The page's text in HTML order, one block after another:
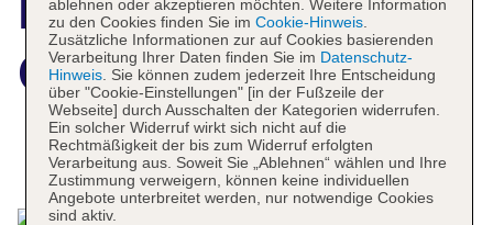
Glasgow
Das bietet Ihre Unterkunft
ablehnen oder akzeptieren möchten. Weitere Information
zu den Cookies finden Sie im Cookie-Hinweis.
Zusätzliche Informationen zur auf Cookies basierenden
Verarbeitung Ihrer Daten finden Sie im Datenschutz-
Hinweis. Sie können zudem jederzeit Ihre Entscheidung
über "Cookie-Einstellungen" [in der Fußzeile der
Webseite] durch Ausschalten der Kategorien widerrufen.
Ein solcher Widerruf wirkt sich nicht auf die
Rechtmäßigkeit der bis zum Widerruf erfolgten
Verarbeitung aus. Soweit Sie „Ablehnen“ wählen und Ihre
Zustimmung verweigern, können keine individuellen
Angebote unterbreitet werden, nur notwendige Cookies
sind aktiv.